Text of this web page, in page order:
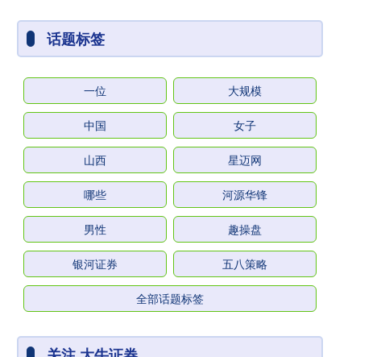
话题标签
一位 大规模
中国 女子
山西 星迈网
哪些 河源华锋
男性 趣操盘
银河证券 五八策略
全部话题标签